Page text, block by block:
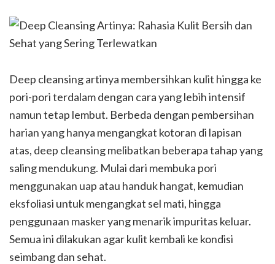
Deep cleansing artinya membersihkan kulit hingga ke
pori-pori terdalam dengan cara yang lebih intensif
namun tetap lembut. Berbeda dengan pembersihan
harian yang hanya mengangkat kotoran di lapisan
atas, deep cleansing melibatkan beberapa tahap yang
saling mendukung. Mulai dari membuka pori
menggunakan uap atau handuk hangat, kemudian
eksfoliasi untuk mengangkat sel mati, hingga
penggunaan masker yang menarik impuritas keluar.
Semua ini dilakukan agar kulit kembali ke kondisi
seimbang dan sehat.